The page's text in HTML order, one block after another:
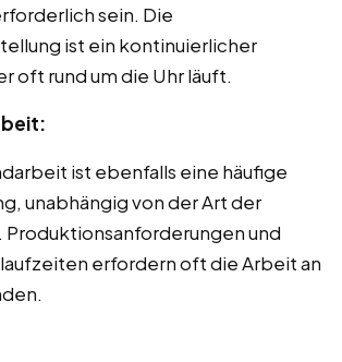
sein. Die
ist ein kontinuierlicher
oft rund um die Uhr läuft.
ist ebenfalls eine häufige
unabhängig von der Art der
Produktionsanforderungen und
erfordern oft die Arbeit an